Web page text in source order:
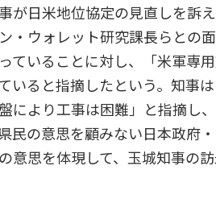
が日米地位協定の見直しを訴
・ウォレット研究課長らとの
ていることに対し、「米軍専
いると指摘したという。知事
により工事は困難」と指摘し
民の意思を顧みない日本政府
意思を体現して、玉城知事の